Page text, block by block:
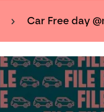
Car Free day